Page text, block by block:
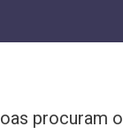
procuram o